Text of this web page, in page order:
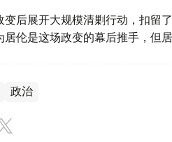
变后展开大规模清剿行动，扣留
伦是这场政变的幕后推手，但居
政治